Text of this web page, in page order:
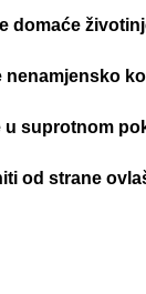
suprotnom
od strane